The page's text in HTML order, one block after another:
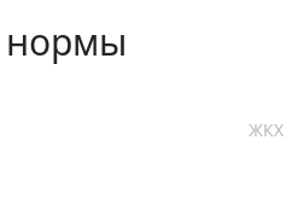
нормы
ЖКХ